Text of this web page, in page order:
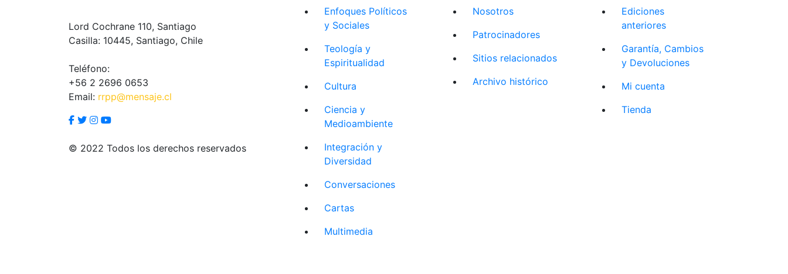
Lord Cochrane 110, Santiago
Casilla: 10445, Santiago, Chile
Teléfono:
+56 2 2696 0653
Email: rrpp@mensaje.cl
© 2022 Todos los derechos reservados
Enfoques Políticos
y Sociales
Teología y
Espiritualidad
Cultura
Ciencia y
Medioambiente
Integración y
Diversidad
Conversaciones
Cartas
Multimedia
Nosotros
Patrocinadores
Sitios relacionados
Archivo histórico
Ediciones
anteriores
Garantía, Cambios
y Devoluciones
Mi cuenta
Tienda